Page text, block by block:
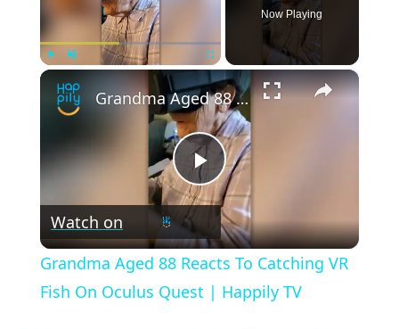
Fullscreen
Now Playing
×
Play
Video
Grandma Aged 88 Reacts To Catching VR Fish On Oculus Quest | Happily TV
Watch on
Grandma Aged 88 Reacts To Catching VR
Fish On Oculus Quest | Happily TV